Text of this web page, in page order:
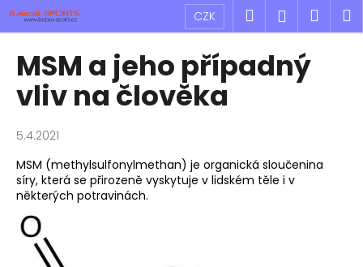
Přejít
obsah
CZK Hledat
MSM a jeho případný
vliv na člověka
5.4.2021
MSM (methylsulfonylmethan) je organická sloučenina
síry, která se přirozeně vyskytuje v lidském těle i v
některých potravinách.
K
o
C
o
p
t
ř
e
b